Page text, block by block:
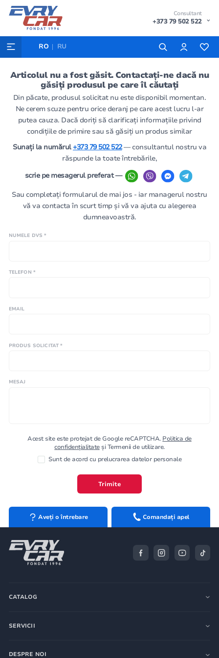
Consultant
+373 79 502 522
RO RU
Articolul nu a fost găsit. Contactați-ne dacă nu
găsiți produsul pe care îl căutați
Din păcate, produsul solicitat nu este disponibil momentan.
Ne cerem scuze pentru orice deranj pe care acest lucru l-ar
putea cauza. Dacă doriți să clarificați informațiile privind
condițiile de primire sau să găsiți un produs similar
Sunați la numărul+373 79 502 522— consultantul nostru va
răspunde la toate întrebările,
scrie pe mesagerul preferat —
Sau completați formularul de mai jos - iar managerul nostru
vă va contacta în scurt timp și vă va ajuta cu alegerea
dumneavoastră.
NUMELE DVS *
TELEFON *
EMAIL
PRODUS SOLICITAT *
MESAJ
Acest site este protejat de Google reCAPTCHA. Politica de
confidențialitateși Termenii de utilizare.
Sunt de acord cu prelucrarea datelor personale
Trimite
Aveți o întrebare Comandați apel
CATALOG
SERVICII
DESPRE NOI